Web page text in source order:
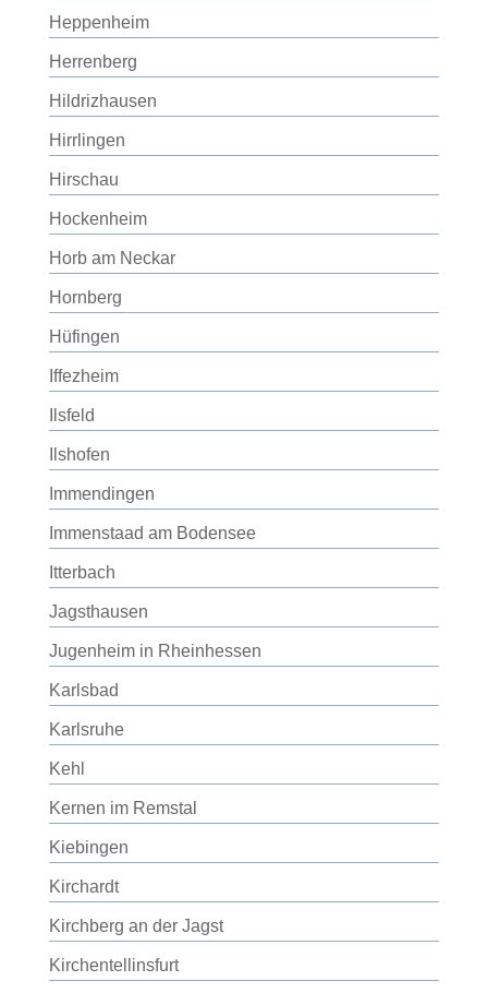
Heppenheim
Herrenberg
Hildrizhausen
Hirrlingen
Hirschau
Hockenheim
Horb am Neckar
Hornberg
Hüfingen
Iffezheim
Ilsfeld
Ilshofen
Immendingen
Immenstaad am Bodensee
Itterbach
Jagsthausen
Jugenheim in Rheinhessen
Karlsbad
Karlsruhe
Kehl
Kernen im Remstal
Kiebingen
Kirchardt
Kirchberg an der Jagst
Kirchentellinsfurt